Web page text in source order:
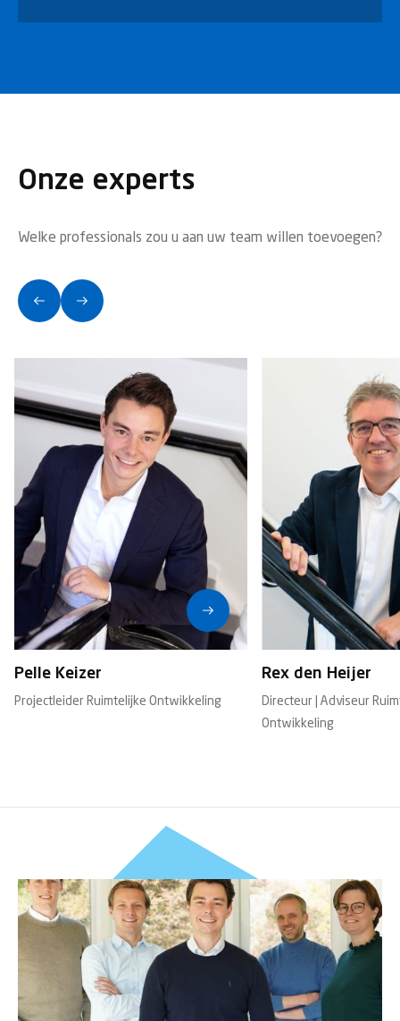
Onze experts
Welke professionals zou u aan uw team willen toevoegen?
Pelle Keizer
Projectleider Ruimtelijke Ontwikkeling
Rex den Heijer
Directeur | Adviseur
Ontwikkeling